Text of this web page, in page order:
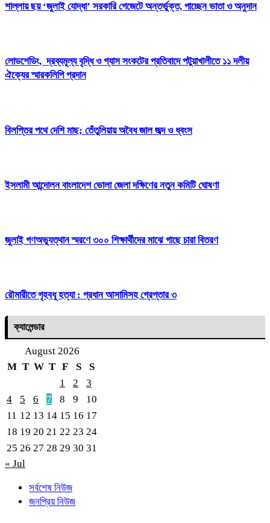
শাল্লায় ছয় ‘জুলাই যোদ্ধা’ সরকারি গেজেটে অন্তর্ভুক্ত, পাচ্ছেন ভাতা ও অনুদান
লোডশেডিং, দ্রব্যমূল্য বৃদ্ধি ও গ্যাস সংকটের প্রতিবাদে পটুয়াখালীতে ১১ দলীয়
ঐক্যের স্মারকলিপি প্রদান
বিলপ্তির পথে দেশি মাছ; তেঁতুলিয়ায় অবৈধ জাল জব্দ ও ধ্বংস
ইসলামী আন্দোলন বাংলাদেশ ভোলা জেলা দক্ষিণের নতুন কমিটি ঘোষণা
জুলাই গণঅভ্যুত্থান স্মরণে ৩০০ শিক্ষার্থীদের মাঝে গাছে চারা বিতরণ
রৌমারীতে গৃহবধূ হত্যা : প্রধান আসামিসহ গ্রেপ্তার ৩
ক্যালেন্ডার
August 2026
M T W T F S
S
1
2
3
4
5 6 7 8 9
10
11 12 13 14 15 16 17
18 19 20 21 22 23 24
25 26 27 28 29 30 31
« Jul
সর্বশেষ নিউজ
জনপ্রিয় নিউজ